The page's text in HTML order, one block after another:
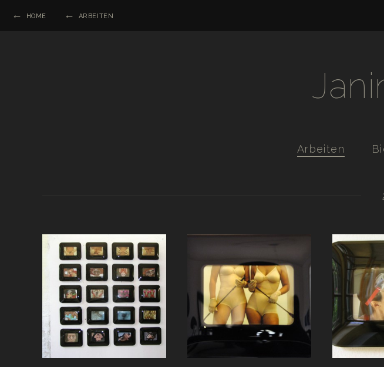
HOME ARBEITEN
Arbeiten